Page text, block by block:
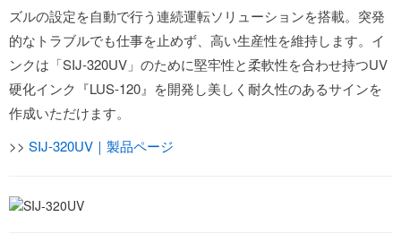
ズルの設定を自動で行う連続運転ソリューションを搭載。突発
的なトラブルでも仕事を止めず、高い生産性を維持します。イ
ンクは「SIJ-320UV」のために堅牢性と柔軟性を合わせ持つUV
硬化インク『LUS-120』を開発し美しく耐久性のあるサインを
作成いただけます。
>> SIJ-320UV｜製品ページ